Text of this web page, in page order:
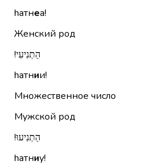
hатнеа!
Женский род
הַתְנִיעִי!‏
hатнии!
Множественное число
Мужской род
הַתְנִיעוּ!‏
hатниу!